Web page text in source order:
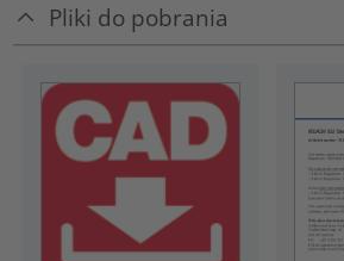
Pliki do pobrania